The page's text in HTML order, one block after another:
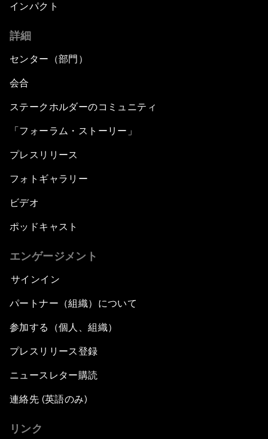
インパクト
詳細
センター（部門）
会合
ステークホルダーのコミュニティ
「フォーラム・ストーリー」
プレスリリース
フォトギャラリー
ビデオ
ポッドキャスト
エンゲージメント
サインイン
パートナー（組織）について
参加する（個人、組織）
プレスリリース登録
ニュースレター購読
連絡先 (英語のみ)
リンク